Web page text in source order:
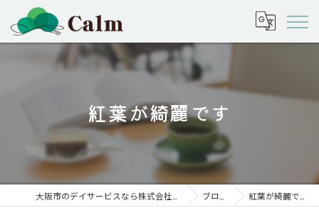
紅葉が綺麗です
ブログ 紅葉が綺麗です